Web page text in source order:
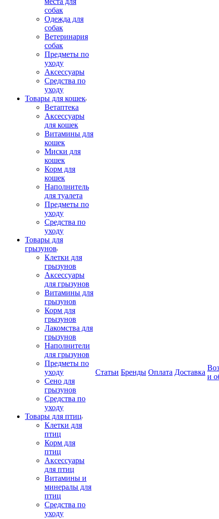
собак
Одежда для
собак
Ветеринария
собак
Предметы по
уходу
Аксессуары
Средства по
уходу
Товары для кошек
Ветаптека
Аксессуары
для кошек
Витамины для
кошек
Миски для
кошек
Корм для
кошек
Наполнитель
для туалета
Предметы по
уходу
Средства по
уходу
Товары для
грызунов
Клетки для
грызунов
Аксессуары
для грызунов
Витамины для
грызунов
Корм для
грызунов
Лакомства для
грызунов
Наполнители
для грызунов
Предметы по
уходу
Сено для
грызунов
Средства по
уходу
Товары для птиц
Клетки для
птиц
Корм для
птиц
Аксессуары
для птиц
Витамины и
минералы для
птиц
Средства по
уходу
Статьи Бренды Оплата Доставка
и